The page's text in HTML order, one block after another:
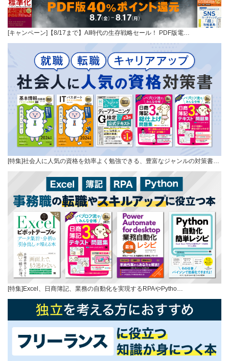
[キャンペーン]【8/17まで】AI時代の生存戦略セール！ PDF版電…
[特集]社会人に人気の資格を効率よく勉強できる、豊富なジャンルの対策書…
[特集]Excel、日商簿記、業務の自動化を実現するRPAやPytho…